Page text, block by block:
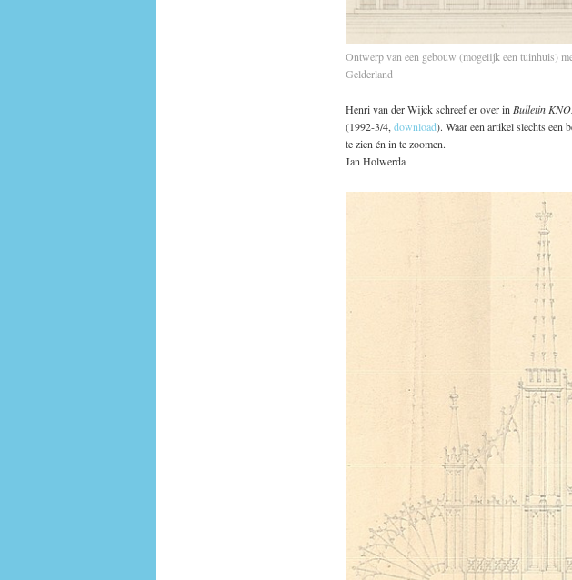
Ontwerp van een gebouw (mogelijk een tuinhuis)
Gelderland
Henri van der Wijck schreef er over in Bulletin
(1992-3/4, download). Waar een artikel slechts een
te zien én in te zoomen.
Jan Holwerda